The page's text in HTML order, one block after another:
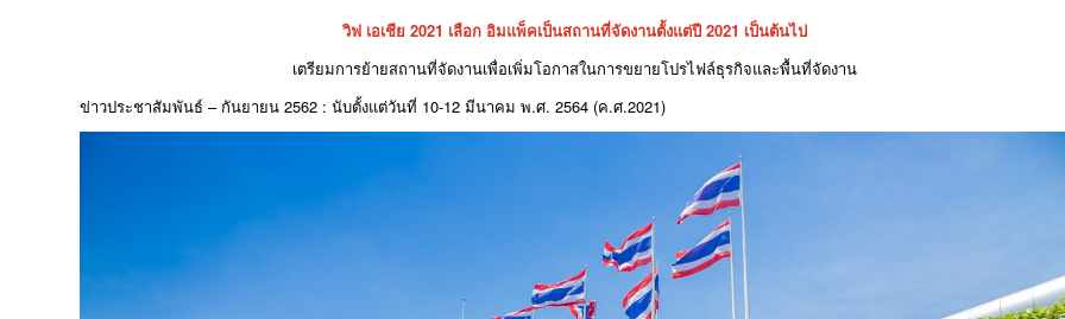
วิฟ เอเชีย 2021 เลือก อิมแพ็คเป็นสถานที่จัดงานตั้งแต่ปี 2021 เป็นต้นไป
เตรียมการย้ายสถานที่จัดงานเพื่อเพิ่มโอกาสในการขยายโปรไฟล์ธุรกิจและพื้นที่จัดงาน
ข่าวประชาสัมพันธ์ – กันยายน 2562 : นับตั้งแต่วันที่ 10-12 มีนาคม พ.ศ. 2564 (ค.ศ.2021)